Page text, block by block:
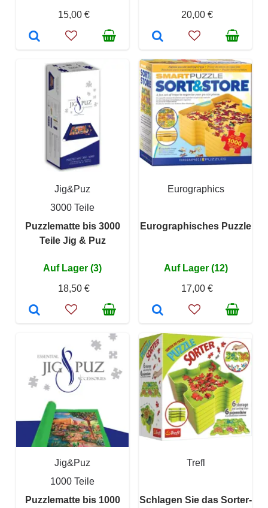
15,00 €
20,00 €
Jig&Puz
3000 Teile
Puzzlematte bis 3000
Teile Jig & Puz
Auf Lager (3)
18,50 €
Eurographics
Eurographisches Puzzle
Auf Lager (12)
17,00 €
Jig&Puz
1000 Teile
Puzzlematte bis 1000
Trefl
Schlagen Sie das Sorter-